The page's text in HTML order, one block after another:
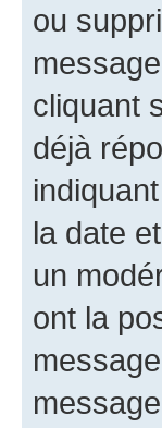
ou
cliquant
déjà
la date
un
ont la